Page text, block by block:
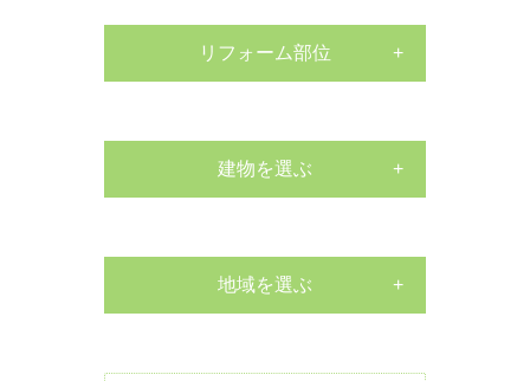
リフォーム部位
水栓交換工事
建物を選ぶ
マンション地域を選ぶ